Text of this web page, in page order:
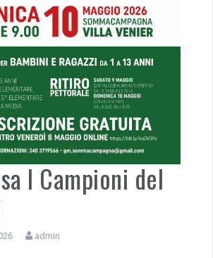
I Campioni del
admin